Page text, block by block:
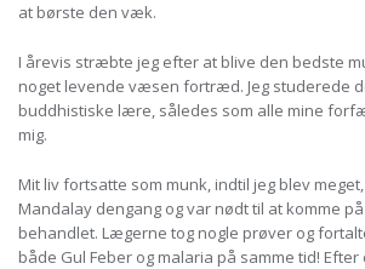
at børste den væk.
I årevis stræbte jeg efter at blive den bedste
noget levende væsen fortræd. Jeg studerede
buddhistiske lære, således som alle mine
mig.
Mit liv fortsatte som munk, indtil jeg blev meget,
Mandalay dengang og var nødt til at komme
behandlet. Lægerne tog nogle prøver og
både Gul Feber og malaria på samme tid!